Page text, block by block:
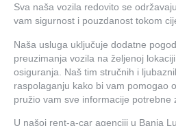
Sva naša vozila redovito se
vam sigurnost i pouzdanost tokom
Naša usluga uključuje dodatne
preuzimanja vozila na željenoj
osiguranja. Naš tim stručnih i
raspolaganju kako bi vam pomogao
pružio vam sve informacije potrebne
U našoj rent-a-car agenciji u Banja